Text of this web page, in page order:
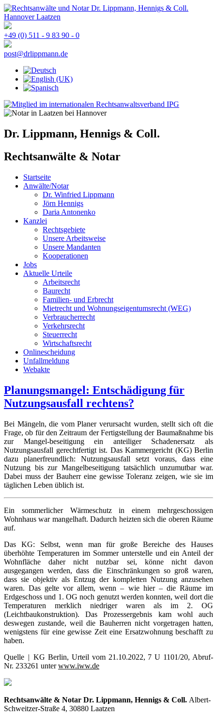
+49 (0) 511 - 9 83 90 - 0
post@drlippmann.de
Dr. Lippmann, Hennigs & Coll.
Rechtsanwälte & Notar
Startseite
Anwälte/Notar
Dr. Winfried Lippmann
Jörn Hennigs
Daria Antonenko
Kanzlei
Rechtsgebiete
Unsere Arbeitsweise
Unsere Mandanten
Kooperationen
Jobs
Aktuelle Urteile
Arbeitsrecht
Baurecht
Familien- und Erbrecht
Mietrecht und Wohnungseigentumsrecht (WEG)
Verbraucherrecht
Verkehrsrecht
Steuerrecht
Wirtschaftsrecht
Onlinescheidung
Unfallmeldung
Webakte
Planungsmangel: Entschädigung für
Nutzungsausfall rechtens?
Bei Mängeln, die vom Planer verursacht wurden, stellt sich oft die
Frage, ob für den Zeitraum der Fertigstellung der Baumaßnahme bis
zur Mangel-beseitigung ein anteiliger Schadenersatz als
Nutzungsausfall gerechtfertigt ist. Das Kammergericht (KG) Berlin
dazu planerfreundlich: Nutzungsausfall setzt voraus, dass eine
Nutzung bis zur Mangelbeseitigung tatsächlich unzumutbar war.
Dabei muss der Bauherr eine gewisse Toleranz zeigen, wie sie im
täglichen Leben üblich ist.
Ein sommerlicher Wärmeschutz in einem mehrgeschossigen
Wohnhaus war mangelhaft. Dadurch heizten sich die oberen Räume
auf.
Das KG: Selbst, wenn man für große Bereiche des Hauses
überhöhte Temperaturen im Sommer unterstelle und ein Anteil der
Wohnfläche daher nicht nutzbar sei, könne nicht davon
ausgegangen werden, dass die Einschränkungen so groß waren,
dass sie objektiv als Entzug der kompletten Nutzung anzusehen
waren. Das gelte vor allem, wenn – wie hier – die Räume im
Erdgeschoss und 1. OG noch genutzt werden konnten, weil dort die
Temperaturen merklich niedriger waren als im 2. OG
(Leichtbaukonstruktion). Das Prozessergebnis kam wohl auch
deswegen zustande, weil die Bauherren nicht vorgetragen hatten,
wenigstens für eine gewisse Zeit eine Ersatzwohnung beschafft zu
haben.
Quelle | KG Berlin, Urteil vom 21.10.2022, 7 U 1101/20, Abruf-
Nr. 233261 unterwww.iww.de
Rechtsanwälte & Notar Dr. Lippmann, Hennigs & Coll. Albert-
Schweitzer-Straße 4, 30880 Laatzen